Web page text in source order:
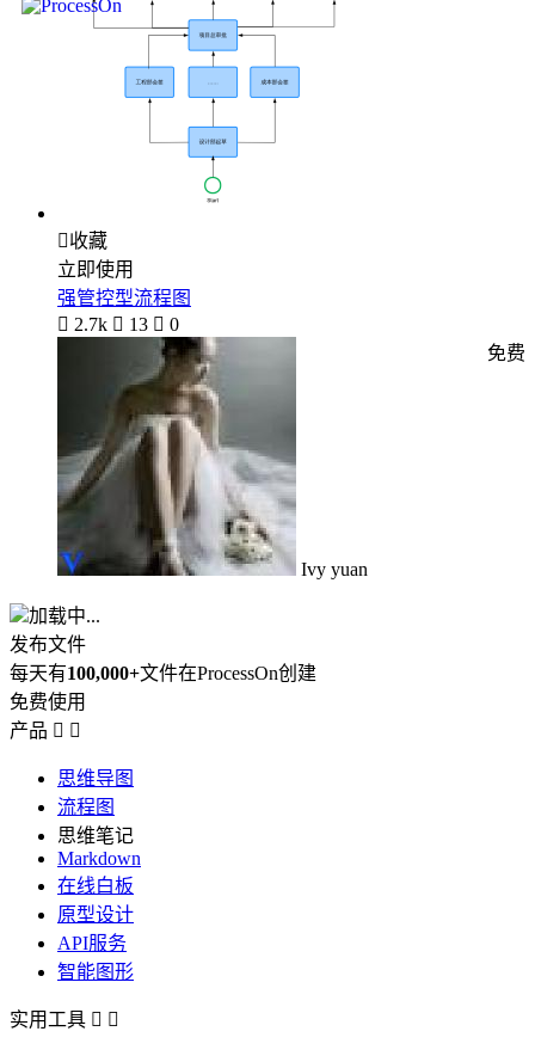
收藏
立即使用
强管控型流程图
 2.7k  13  0
Ivy yuan
免费
加载中...
发布文件
每天有100,000+文件在ProcessOn创建
免费使用
产品  
思维导图
流程图
思维笔记
Markdown
在线白板
原型设计
API服务
智能图形
实用工具  